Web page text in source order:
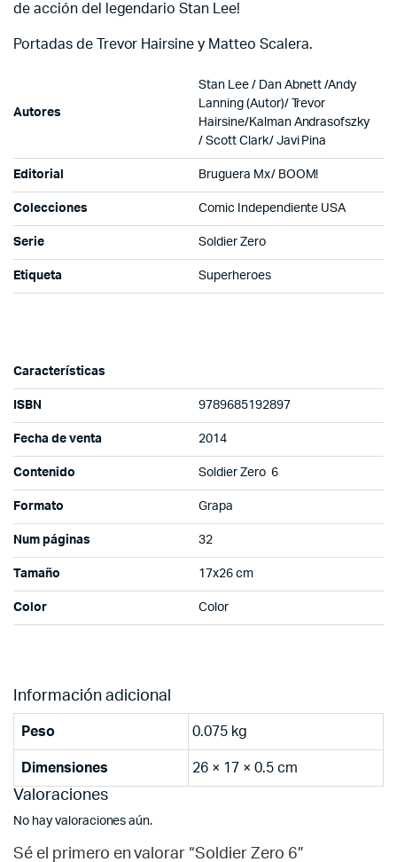
de acción del legendario Stan Lee!
Portadas de Trevor Hairsine y Matteo Scalera.
Autores
Stan Lee / Dan Abnett/Andy
Lanning (Autor)/ Trevor
Hairsine/Kalman Andrasofszky
/ Scott Clark/ Javi Pina
Editorial Bruguera Mx/ BOOM!
Colecciones Comic Independiente USA
Serie Soldier Zero
Etiqueta Superheroes
Características
ISBN 9789685192897
Fecha de venta 2014
Contenido Soldier Zero 6
Formato Grapa
Num páginas 32
Tamaño 17x26 cm
Color Color
Información adicional
Peso 0.075 kg
Dimensiones 26 × 17 × 0.5 cm
Valoraciones
No hay valoraciones aún.
Sé el primero en valorar “Soldier Zero 6”